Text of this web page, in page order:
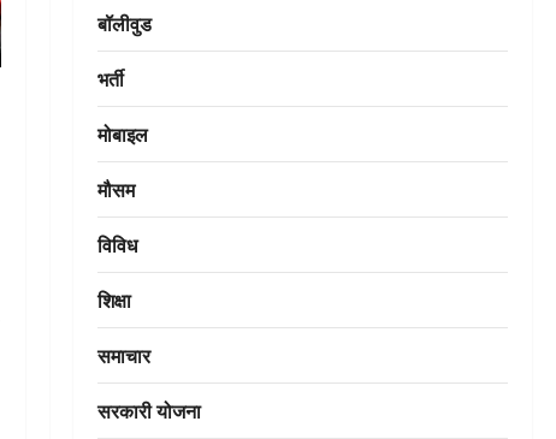
बॉलीवुड
भर्ती
मोबाइल
मौसम
विविध
शिक्षा
समाचार
सरकारी योजना